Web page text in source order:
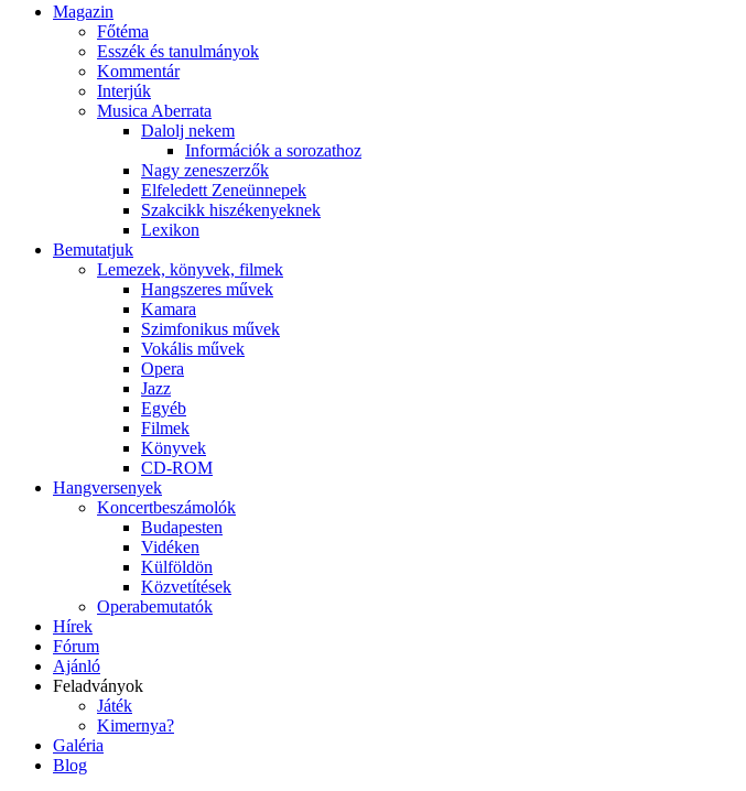
Magazin
Főtéma
Esszék és tanulmányok
Kommentár
Interjúk
Musica Aberrata
Dalolj nekem
Információk a sorozathoz
Nagy zeneszerzők
Elfeledett Zeneünnepek
Szakcikk hiszékenyeknek
Lexikon
Bemutatjuk
Lemezek, könyvek, filmek
Hangszeres művek
Kamara
Szimfonikus művek
Vokális művek
Opera
Jazz
Egyéb
Filmek
Könyvek
CD-ROM
Hangversenyek
Koncertbeszámolók
Budapesten
Vidéken
Külföldön
Közvetítések
Operabemutatók
Hírek
Fórum
Ajánló
Feladványok
Játék
Kimernya?
Galéria
Blog